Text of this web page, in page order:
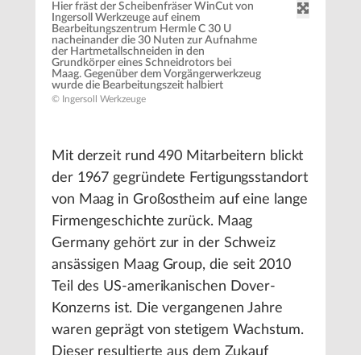
Hier fräst der Scheibenfräser WinCut von
Ingersoll Werkzeuge auf einem
Bearbeitungszentrum Hermle C 30 U
nacheinander die 30 Nuten zur Aufnahme
der Hartmetallschneiden in den
Grundkörper eines Schneidrotors bei
Maag. Gegenüber dem Vorgängerwerkzeug
wurde die Bearbeitungszeit halbiert
© Ingersoll Werkzeuge
Mit derzeit rund 490 Mitarbeitern blickt
der 1967 gegründete Fertigungsstandort
von Maag in Großostheim auf eine lange
Firmengeschichte zurück. Maag
Germany gehört zur in der Schweiz
ansässigen Maag Group, die seit 2010
Teil des US-amerikanischen Dover-
Konzerns ist. Die vergangenen Jahre
waren geprägt von stetigem Wachstum.
Dieser resultierte aus dem Zukauf